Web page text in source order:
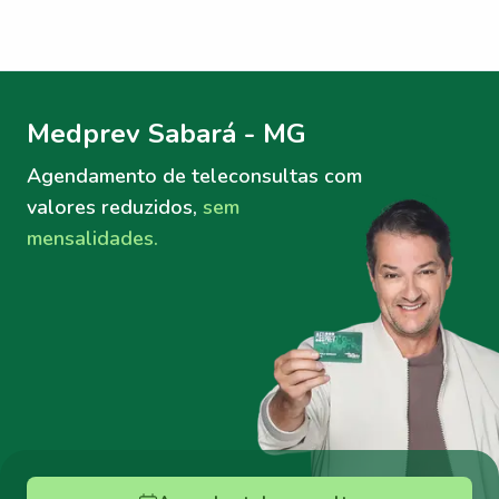
Medprev Sabará - MG
Agendamento de teleconsultas com
valores reduzidos, sem
mensalidades.